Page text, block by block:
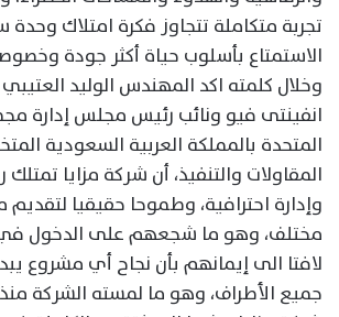
تجربة متكاملة تتجاوز فكرة امتلاك
الاستمتاع بأسلوب حياة أكثر جودة
وخلال كلمته اكد المهندس الوليد
انفينتى فيو ونائب رئيس مجلس إدارة
المتحدة بالمملكة العربية السعودية
المقاولات والتنفيذ، أن شركة مزايا
وإدارة احترافية، وطموحا حقيقيا
مختلف، وهو ما شجعهم على الدخول في
لافتا الى إيمانهم بأن نجاح أي مشروع
جميع الأطراف، وهو ما لمسته الشركة